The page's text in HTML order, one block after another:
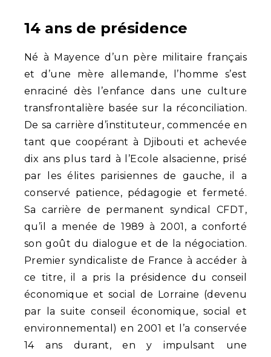
14 ans de présidence
Né à Mayence d’un père militaire français
et d’une mère allemande, l’homme s’est
enraciné dès l’enfance dans une culture
transfrontalière basée sur la réconciliation.
De sa carrière d’instituteur, commencée en
tant que coopérant à Djibouti et achevée
dix ans plus tard à l’Ecole alsacienne, prisé
par les élites parisiennes de gauche, il a
conservé patience, pédagogie et fermeté.
Sa carrière de permanent syndical CFDT,
qu’il a menée de 1989 à 2001, a conforté
son goût du dialogue et de la négociation.
Premier syndicaliste de France à accéder à
ce titre, il a pris la présidence du conseil
économique et social de Lorraine (devenu
par la suite conseil économique, social et
environnemental) en 2001 et l’a conservée
14 ans durant, en y impulsant une